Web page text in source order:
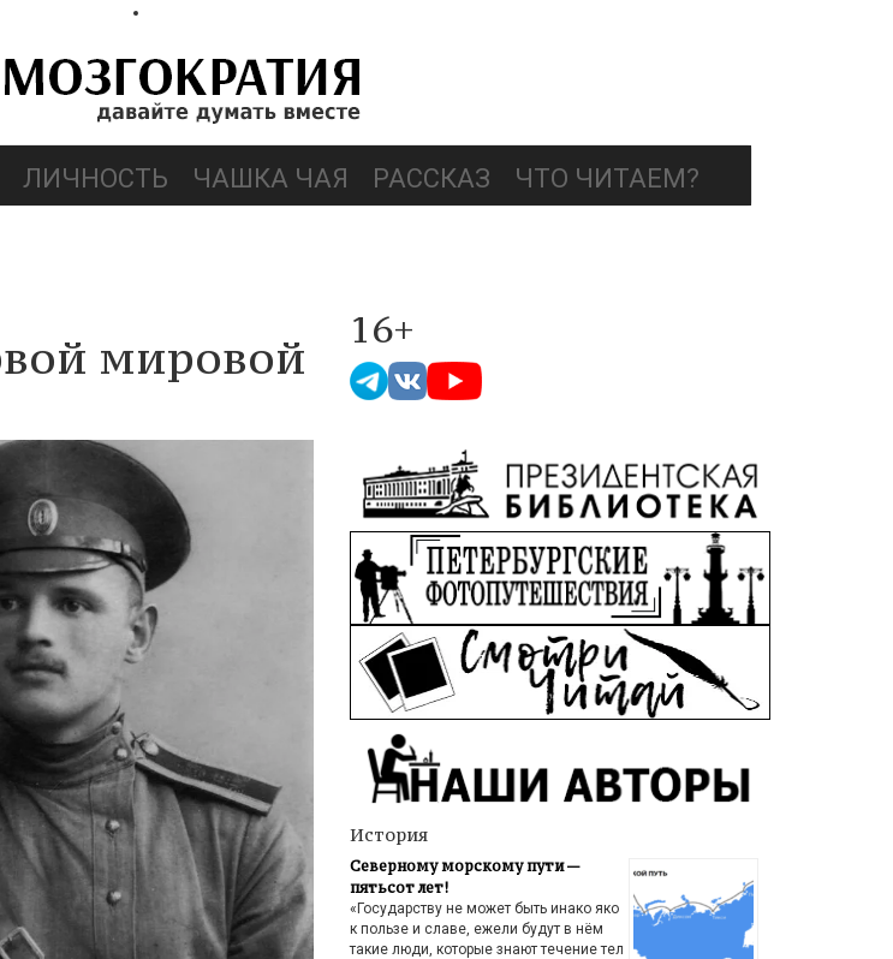
ЛИЧНОСТЬ ЧАШКА ЧАЯ РАССКАЗ ЧТО ЧИТАЕМ?
мировой
16+
История
Северному морскому пути —
пятьсот лет!
«Государству не может быть инако яко
к пользе и славе, ежели будут в нём
такие люди, которые знают течение тел